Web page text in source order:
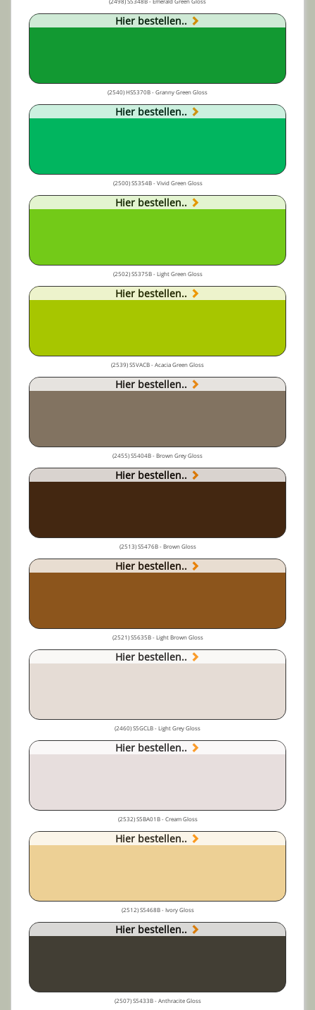
Hier bestellen..
(2540) HS5370B - Granny Green Gloss
Hier bestellen..
(2500) S5354B - Vivid Green Gloss
Hier bestellen..
(2502) S5375B - Light Green Gloss
Hier bestellen..
(2539) S5VACB - Acacia Green Gloss
Hier bestellen..
(2455) S5404B - Brown Grey Gloss
Hier bestellen..
(2513) S5476B - Brown Gloss
Hier bestellen..
(2521) S5635B - Light Brown Gloss
Hier bestellen..
(2460) S5GCLB - Light Grey Gloss
Hier bestellen..
(2532) S5BA01B - Cream Gloss
Hier bestellen..
(2512) S5468B - Ivory Gloss
Hier bestellen..
(2507) S5433B - Anthracite Gloss